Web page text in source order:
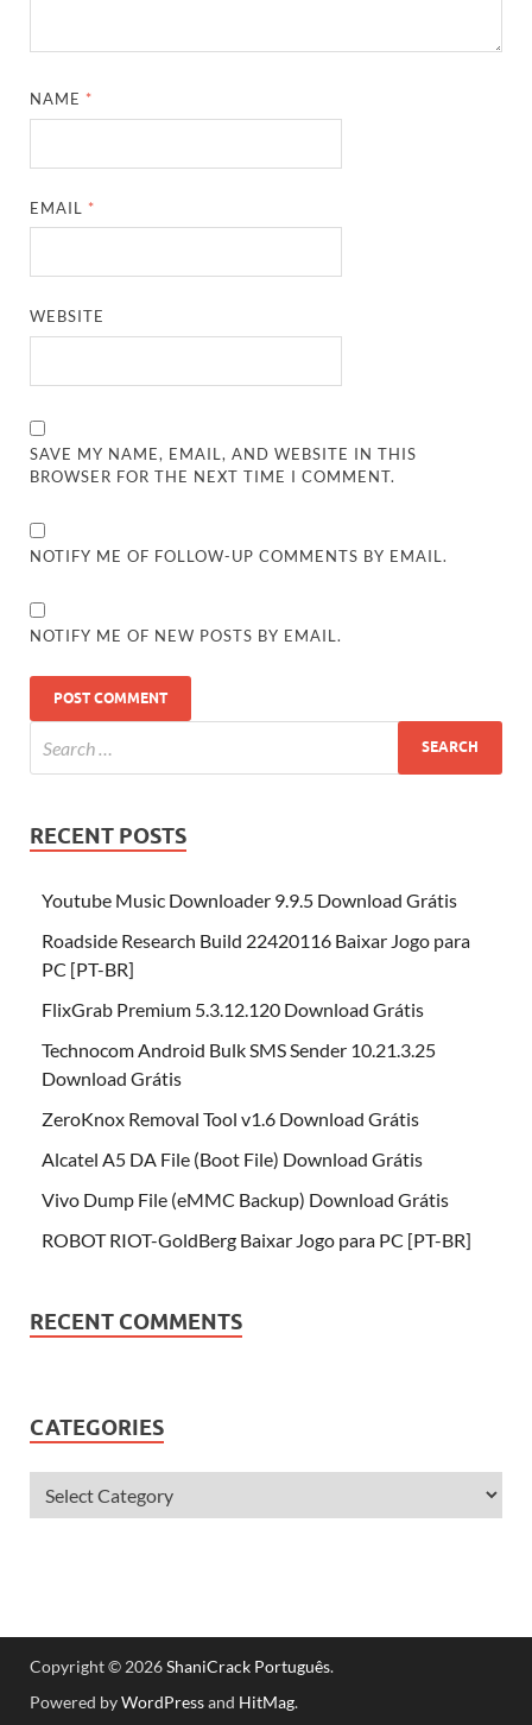
NAME *
EMAIL *
WEBSITE
SAVE MY NAME, EMAIL, AND WEBSITE IN THIS
BROWSER FOR THE NEXT TIME I COMMENT.
NOTIFY ME OF FOLLOW-UP COMMENTS BY EMAIL.
NOTIFY ME OF NEW POSTS BY EMAIL.
RECENT POSTS
Youtube Music Downloader 9.9.5 Download Grátis
Roadside Research Build 22420116 Baixar Jogo para
PC [PT-BR]
FlixGrab Premium 5.3.12.120 Download Grátis
Technocom Android Bulk SMS Sender 10.21.3.25
Download Grátis
ZeroKnox Removal Tool v1.6 Download Grátis
Alcatel A5 DA File (Boot File) Download Grátis
Vivo Dump File (eMMC Backup) Download Grátis
ROBOT RIOT-GoldBerg Baixar Jogo para PC [PT-BR]
RECENT COMMENTS
CATEGORIES
Copyright © 2026ShaniCrack Português.
Powered byWordPressand HitMag.